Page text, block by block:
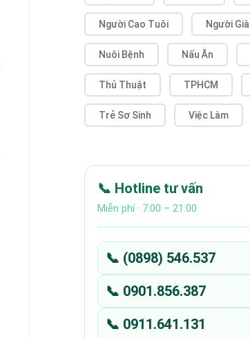
Người Cao Tuôi Người Già
Nuôi Bệnh Nấu Ăn
Thủ Thuật TPHCM
Trẻ Sơ Sinh Việc Làm
📞 Hotline tư vấn
Miễn phí · 7:00 – 21:00
📞 (0898) 546.537
📞 0901.856.387
📞 0911.641.131